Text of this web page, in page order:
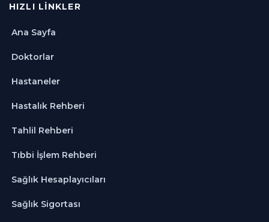
HIZLI LINKLER
Ana Sayfa
Doktorlar
Hastaneler
Hastalık Rehberi
Tahlil Rehberi
Tıbbi İşlem Rehberi
Sağlık Hesaplayıcıları
Sağlık Sigortası